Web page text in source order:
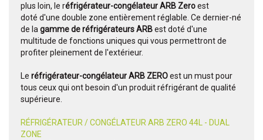
plus loin, le réfrigérateur-congélateur ARB Zeroest
doté d'une double zone entièrement réglable. Ce dernier-né
de la gamme de réfrigérateurs ARBest doté d'une
multitude de fonctions uniques qui vous permettront de
profiter pleinement de l'extérieur.
Le réfrigérateur-congélateur ARB ZEROest un must pour
tous ceux qui ont besoin d'un produit réfrigérant de qualité
supérieure.
RÉFRIGÉRATEUR / CONGÉLATEUR ARB ZERO 44L - DUAL
ZONE